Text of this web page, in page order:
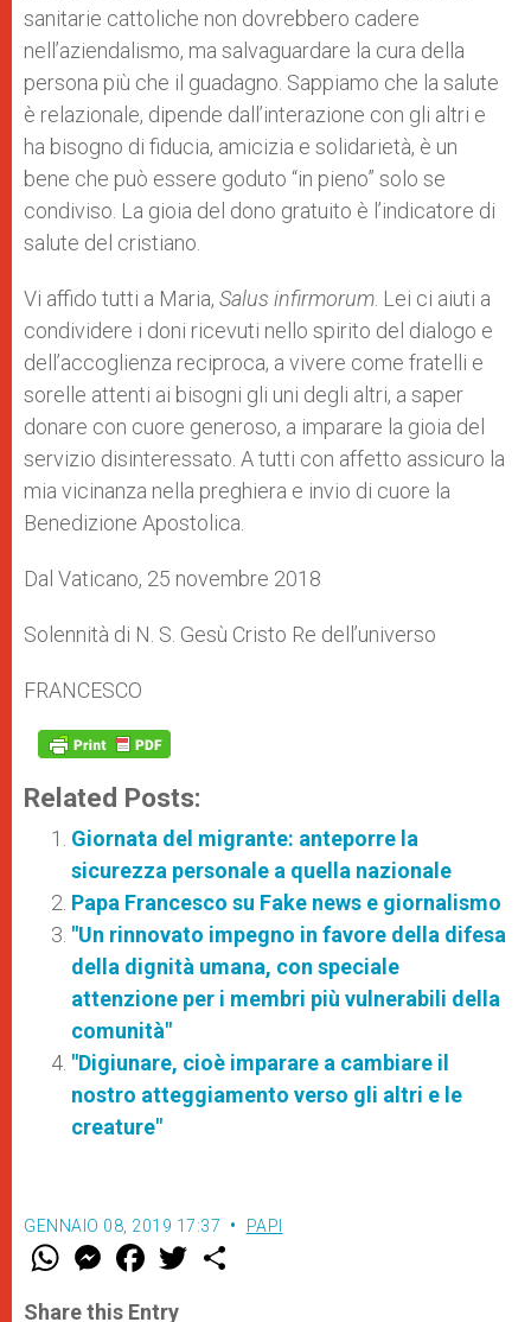
sanitarie cattoliche non dovrebbero cadere
nell’aziendalismo, ma salvaguardare la cura della
persona più che il guadagno. Sappiamo che la salute
è relazionale, dipende dall’interazione con gli altri e
ha bisogno di fiducia, amicizia e solidarietà, è un
bene che può essere goduto “in pieno” solo se
condiviso. La gioia del dono gratuito è l’indicatore di
salute del cristiano.
Vi affido tutti a Maria, Salus infirmorum . Lei ci aiuti a
condividere i doni ricevuti nello spirito del dialogo e
dell’accoglienza reciproca, a vivere come fratelli e
sorelle attenti ai bisogni gli uni degli altri, a saper
donare con cuore generoso, a imparare la gioia del
servizio disinteressato. A tutti con affetto assicuro la
mia vicinanza nella preghiera e invio di cuore la
Benedizione Apostolica.
Dal Vaticano, 25 novembre 2018
Solennità di N. S. Gesù Cristo Re dell’universo
FRANCESCO
Related Posts:
Giornata del migrante: anteporre la
sicurezza personale a quella nazionale
Papa Francesco su Fake news e giornalismo
"Un rinnovato impegno in favore della difesa
della dignità umana, con speciale
attenzione per i membri più vulnerabili della
comunità"
"Digiunare, cioè imparare a cambiare il
nostro atteggiamento verso gli altri e le
creature"
GENNAIO 08, 2019 17:37 PAPI
W
t
M
e
s
F
a
e
w
Share this Entry